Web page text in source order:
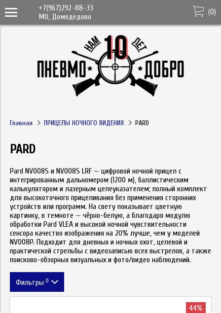
+7(967)292-88-33
МО, Домодедово
(0)
Главная ПРИЦЕЛЫ НОЧНОГО ВИДЕНИЯ PARD
PARD
Pard NV008S и NV008S LRF — цифровой ночной прицел с
интегрированным дальномером (1200 м), баллистическим
калькулятором и лазерным целеуказателем; полный комплект
для высокоточного прицеливания без применения сторонних
устройств или программ. На свету показывает цветную
картинку, в темноте — чёрно-белую, а благодаря модулю
обработки Pard VLEA и высокой ночной чувствительности
сенсора качество изображения на 20% лучше, чем у моделей
NV008P. Подходит для дневных и ночных охот, целевой и
практической стрельбы с видеозаписью всех выстрелов, а также
поисково-обзорных визуальных и фото/видео наблюдений.
Фильтры 0
44%